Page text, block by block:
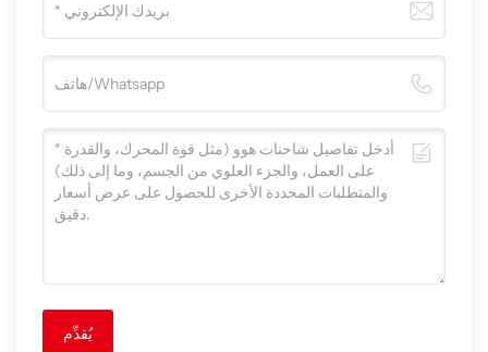
يُقدِّم